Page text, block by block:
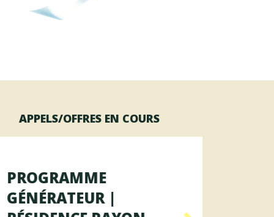
APPELS/OFFRES EN COURS
PROGRAMME
GÉNÉRATEUR |